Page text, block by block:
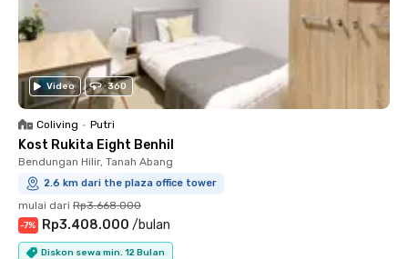
Video 360
Coliving • Putri
Kost Rukita Eight Benhil
Bendungan Hilir, Tanah Abang
2.6 km dari the plaza office tower
mulai dari Rp3.668.000
-7% Rp3.408.000 /bulan
Diskon sewa min. 12 Bulan